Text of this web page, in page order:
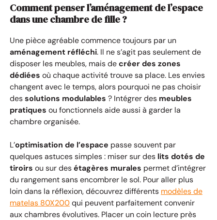
Comment penser l’aménagement de l’espace
dans une chambre de fille ?
Une pièce agréable commence toujours par un
aménagement réfléchi. Il ne s’agit pas seulement de
disposer les meubles, mais decréer des zones
dédiées où chaque activité trouve sa place. Les envies
changent avec le temps, alors pourquoi ne pas choisir
dessolutions modulables ? Intégrer des meubles
pratiques ou fonctionnels aide aussi à garder la
chambre organisée.
L’optimisation de l’espace passe souvent par
quelques astuces simples : miser sur des lits dotés de
tiroirs ou sur desétagères murales permet d’intégrer
du rangement sans encombrer le sol. Pour aller plus
loin dans la réflexion, découvrez différents modèles de
matelas 80X200qui peuvent parfaitement convenir
aux chambres évolutives. Placer un coin lecture près